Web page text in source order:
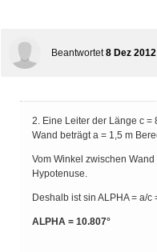
Beantwortet 8 Dez 2012
2. Eine Leiter der Länge c =
Wand beträgt a = 1,5 m
Vom Winkel zwischen
Hypotenuse.
Deshalb ist sin
ALPHA = 10.807°